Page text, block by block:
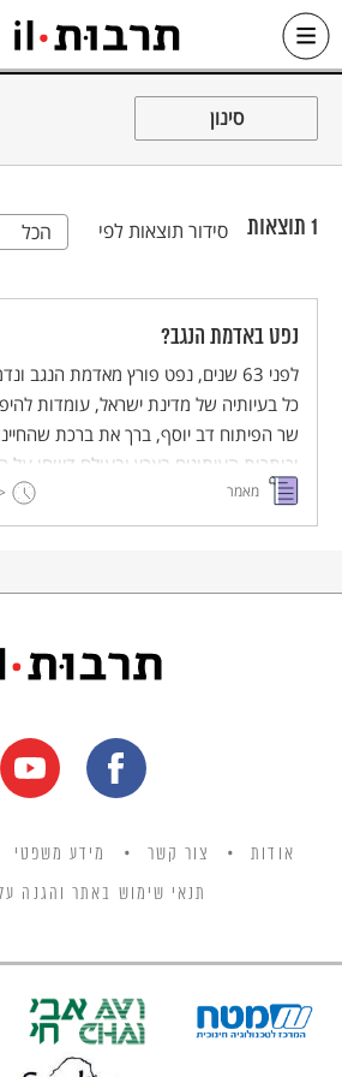
Skip
כל האתר
סינון
1 תוצאות סידור תוצאות לפי הכל
נפט באדמת הנגב?
לפני 63 שנים, נפט פורץ מאדמת הנגב
כל בעיותיה של מדינת ישראל, עומדות
שר הפיתוח דב יוסף, ברך את ברכת
וכותרות העיתונים בארץ ובעולם דיווחו על
המרגש. חודש לאחר מכן, התבררה התמונה
האמתית...
מאמר 1
אודות צור קשר מידע משפטי
תנאי שימוש באתר והגנה